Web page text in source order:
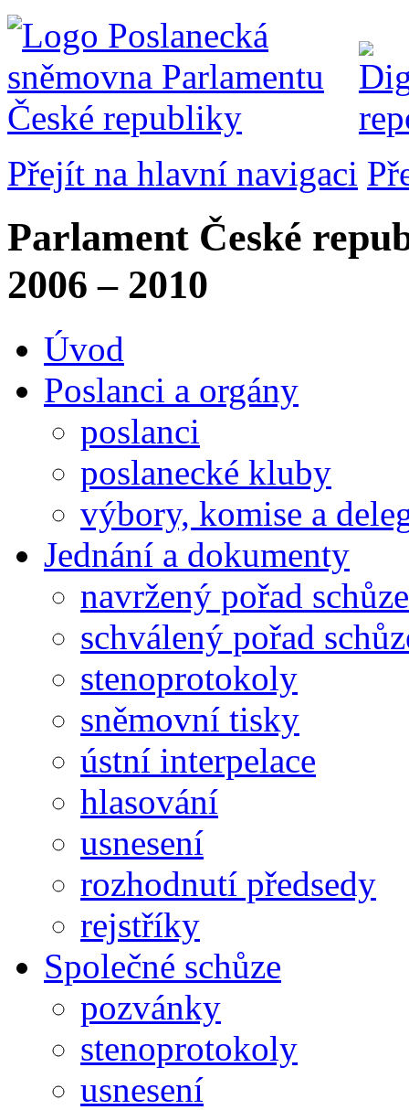
Přejít na hlavní navigaci
Parlament České
2006 – 2010
Úvod
Poslanci a orgány
poslanci
poslanecké kluby
výbory, komise a
Jednání a dokumenty
navržený pořad schůze
schválený pořad
stenoprotokoly
sněmovní tisky
ústní interpelace
hlasování
usnesení
rozhodnutí předsedy
rejstříky
Společné schůze
pozvánky
stenoprotokoly
usnesení